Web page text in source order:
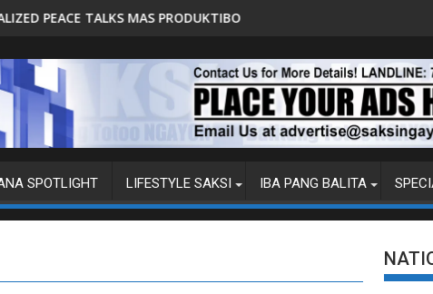
P92.8 MILYON ANG USAPAN, P1 MILYON ANG
SPOTLIGHT LIFESTYLE SAKSI IBA PANG BALITA